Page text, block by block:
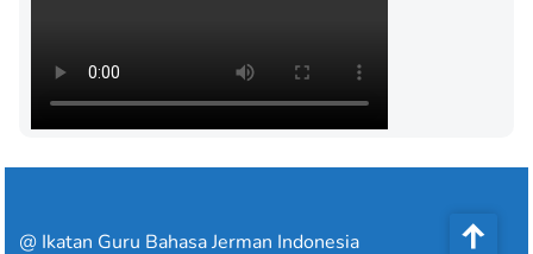
@ Ikatan Guru Bahasa Jerman Indonesia